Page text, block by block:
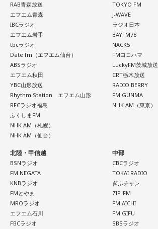
RAB青森放送
エフエム青森
IBCラジオ
エフエム岩手
tbcラジオ
Date fm（エフエム仙台）
ABSラジオ
エフエム秋田
YBC山形放送
Rhythm Station エフエム山形
RFCラジオ福島
ふくしまFM
NHK AM（札幌）
NHK AM（仙台）
TOKYO FM
J-WAVE
ラジオ日本
BAYFM78
NACK5
FMヨコハマ
LuckyFM茨城放送
CRT栃木放送
RADIO BERRY
FM GUNMA
NHK AM（東京）
北陸・甲信越
BSNラジオ
FM NIIGATA
KNBラジオ
FMとやま
MROラジオ
エフエム石川
FBCラジオ
中部
CBCラジオ
TOKAI RADIO
ぎふチャン
ZIP-FM
FM AICHI
FM GIFU
SBSラジオ